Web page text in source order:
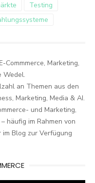
Testing
Commmerce, Marketing,
Wedel.
an Themen aus den
Marketing, Media & AI.
und Marketing,
häufig im Rahmen von
Blog zur Verfügung